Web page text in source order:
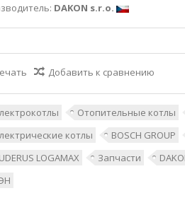
DAKON s.r.o.
Добавить к сравнению
Отопительные котлы
котлы
BOSCH GROUP
LOGAMAX
Запчасти